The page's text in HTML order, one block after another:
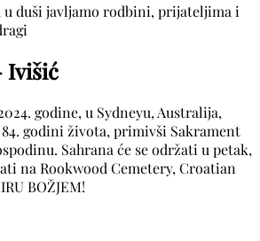
u duši javljamo rodbini, prijateljima i
Ivišić
godine, u Sydneyu, Australija,
godini života, primivši Sakrament
Sahrana će se održati u petak,
na Rookwood Cemetery, Croatian
BOŽJEM!